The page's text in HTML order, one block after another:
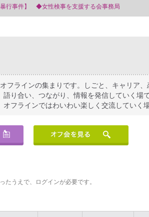
【抗議文】2026年3月13日第6次男女
フラインの集まりです。しごと、キャリア
り合い、つながり、情報を発信していく場
フラインではわいわい楽しく交流していく
たうえで、ログインが必要です。